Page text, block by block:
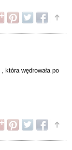
która wędrowała po